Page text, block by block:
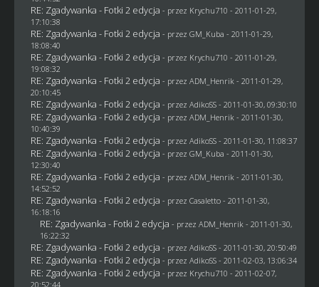
RE: Zgadywanka - Fotki 2 edycja - przez Krychu710 - 2011-01-29,
17:10:38
RE: Zgadywanka - Fotki 2 edycja - przez GM_Kuba - 2011-01-29,
18:08:40
RE: Zgadywanka - Fotki 2 edycja - przez Krychu710 - 2011-01-29,
19:08:32
RE: Zgadywanka - Fotki 2 edycja - przez ADM_Henrik - 2011-01-29,
20:10:45
RE: Zgadywanka - Fotki 2 edycja - przez AdikoSS - 2011-01-30, 09:30:10
RE: Zgadywanka - Fotki 2 edycja - przez ADM_Henrik - 2011-01-30,
10:40:39
RE: Zgadywanka - Fotki 2 edycja - przez AdikoSS - 2011-01-30, 11:08:37
RE: Zgadywanka - Fotki 2 edycja - przez GM_Kuba - 2011-01-30,
12:30:40
RE: Zgadywanka - Fotki 2 edycja - przez ADM_Henrik - 2011-01-30,
14:52:52
RE: Zgadywanka - Fotki 2 edycja - przez Casaletto- 2011-01-30,
16:18:16
RE: Zgadywanka - Fotki 2 edycja - przez ADM_Henrik - 2011-01-30,
16:22:32
RE: Zgadywanka - Fotki 2 edycja - przez AdikoSS - 2011-01-30, 20:50:49
RE: Zgadywanka - Fotki 2 edycja - przez AdikoSS - 2011-02-03, 13:06:34
RE: Zgadywanka - Fotki 2 edycja - przez Krychu710 - 2011-02-07,
20:52:44